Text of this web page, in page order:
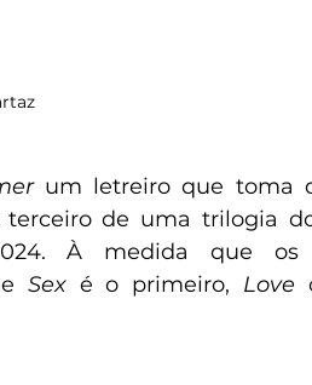
um letreiro que toma
de uma trilogia
À medida que os
Sex é o primeiro, Love